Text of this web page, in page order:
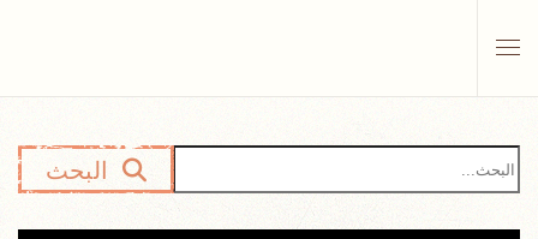
البحث